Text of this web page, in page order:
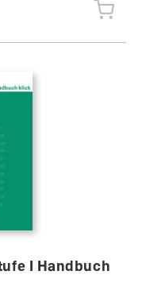
I Handbuch